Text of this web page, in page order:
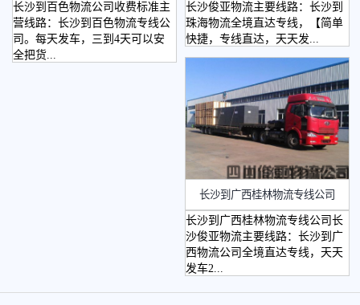
长沙到百色物流公司收费标准主
营线路：长沙到百色物流专线公
司。每天发车，三到4天可以安
全把货...
长沙俊亚物流主要线路：长沙到
珠海物流全境直达专线，【简单
快捷，专线直达，天天发...
长沙到广西桂林物流专线公司
长沙到广西桂林物流专线公司长
沙俊亚物流主要线路：长沙到广
西物流公司全境直达专线，天天
发车2...